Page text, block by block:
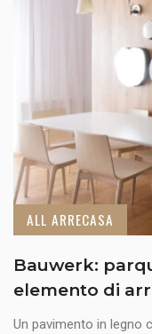
ALL ARRECASA
Bauwerk:
elemento di
Un pavimento in legno